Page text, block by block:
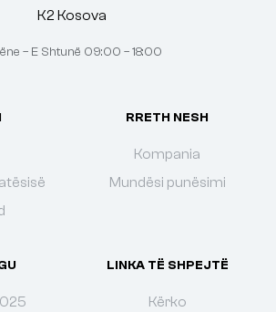
K2 Kosova
– E Shtunë 09:00 – 18:00
RRETH NESH
Kompania
Mundësi punësimi
LINKA TË SHPEJTË
Kërko